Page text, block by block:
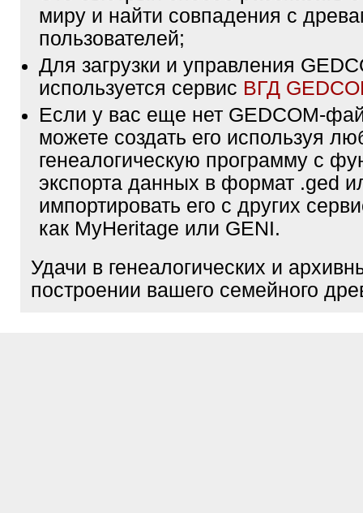
миру и найти совпадения с
пользователей;
Для загрузки и управления
используется сервис ВГД
Если у вас еще нет GEDCOM-
можете создать его используя
генеалогическую программу с
экспорта данных в формат .ged
импортировать его с других
как MyHeritage или GENI.
Удачи в генеалогических и
построении вашего семейного